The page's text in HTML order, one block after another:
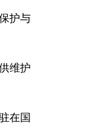
护与
维护
在国